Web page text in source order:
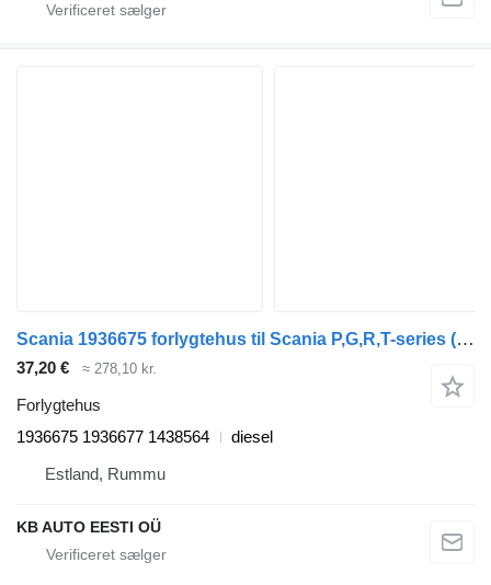
Scania 1936675 forlygtehus til Scania P,G,R,T-series (2004-2017) lastbil
37,20 € ≈ 278,10 kr.
Forlygtehus
1936675 1936677 1438564
diesel
Estland, Rummu
KB AUTO EESTI OÜ